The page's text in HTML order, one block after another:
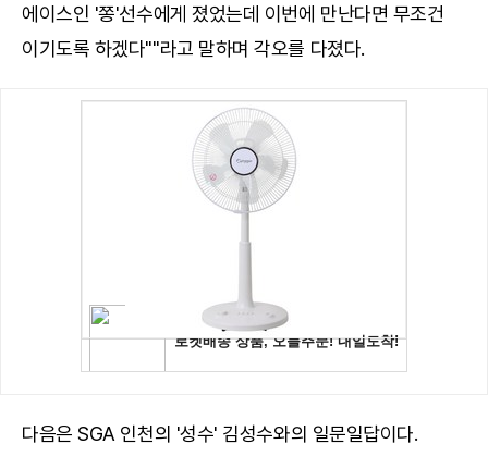
에이스인 '쫑'선수에게 졌었는데 이번에 만난다면 무조건
이기도록 하겠다""라고 말하며 각오를 다졌다.
다음은 SGA 인천의 '성수' 김성수와의 일문일답이다.